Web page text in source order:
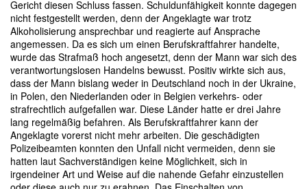
Gericht diesen Schluss fassen. Schuldunfähigkeit konnte dagegen
nicht festgestellt werden, denn der Angeklagte war trotz
Alkoholisierung ansprechbar und reagierte auf Ansprache
angemessen. Da es sich um einen Berufskraftfahrer handelte,
wurde das Strafmaß hoch angesetzt, denn der Mann war sich des
verantwortungslosen Handelns bewusst. Positiv wirkte sich aus,
dass der Mann bislang weder in Deutschland noch in der Ukraine,
in Polen, den Niederlanden oder in Belgien verkehrs- oder
strafrechtlich aufgefallen war. Diese Länder hatte er drei Jahre
lang regelmäßig befahren. Als Berufskraftfahrer kann der
Angeklagte vorerst nicht mehr arbeiten. Die geschädigten
Polizeibeamten konnten den Unfall nicht vermeiden, denn sie
hatten laut Sachverständigen keine Möglichkeit, sich in
irgendeiner Art und Weise auf die nahende Gefahr einzustellen